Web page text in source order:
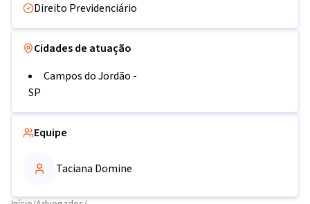
Direito Previdenciário
Cidades de atuação
Campos do Jordão -
SP
Equipe
Taciana Domine